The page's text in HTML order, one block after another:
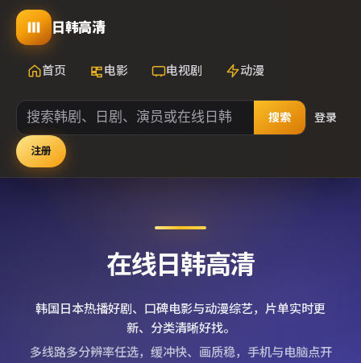
日韩高清
首页 电影 电视剧 动漫
搜索 登录
注册
在线日韩高清
韩国日本热播好剧、口碑电影与动漫综艺，片单实时更
新、分类清晰好找。
多线路多分辨率任选，缓冲快、画质稳，手机与电脑点开